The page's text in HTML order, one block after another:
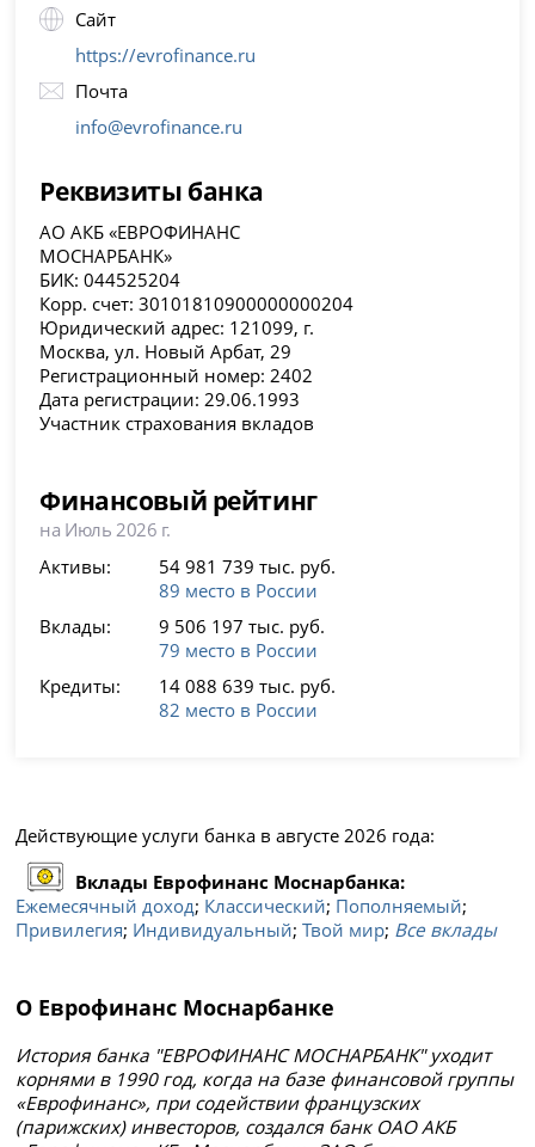
Сайт
https://evrofinance.ru
Почта
info@evrofinance.ru
Реквизиты банка
АО АКБ «ЕВРОФИНАНС
МОСНАРБАНК»
БИК: 044525204
Корр. счет: 30101810900000000204
Юридический адрес: 121099, г.
Москва, ул. Новый Арбат, 29
Регистрационный номер: 2402
Дата регистрации: 29.06.1993
Участник страхования вкладов
Финансовый рейтинг
на Июль 2026 г.
Активы:
54 981 739 тыс. руб.
89 место в России
Вклады:
9 506 197 тыс. руб.
79 место в России
Кредиты:
14 088 639 тыс. руб.
82 место в России
Действующие услуги банка в августе 2026 года:
Вклады Еврофинанс Моснарбанка:
Ежемесячный доход; Классический; Пополняемый;
Привилегия; Индивидуальный;Твой мир; Все вклады
О Еврофинанс Моснарбанке
История банка "ЕВРОФИНАНС МОСНАРБАНК" уходит
корнями в 1990 год, когда на базе финансовой группы
«Еврофинанс», при содействии французских
(парижских) инвесторов, создался банк ОАО АКБ